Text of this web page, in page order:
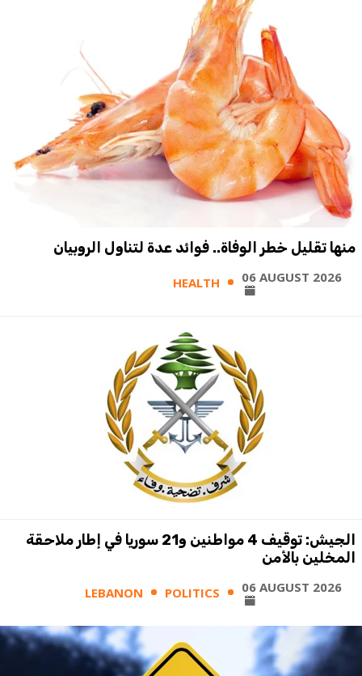
منها تقليل خطر الوفاة.. فوائد عدة لتناول الروبيان
HEALTH 06 AUGUST 2026
الجيش: توقيف 4 مواطنين و21 سوريا في إطار ملاحقة
المخلين بالأمن
LEBANON POLITICS 06 AUGUST 2026